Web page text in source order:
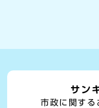
サン
市政に関する